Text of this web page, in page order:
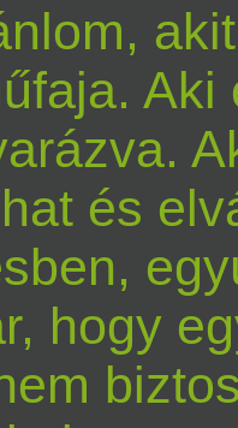
és
hogy